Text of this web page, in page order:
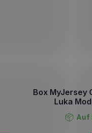
Box MyJersey
Luka
Auf